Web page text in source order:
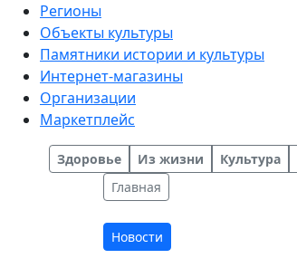
Регионы
Объекты культуры
Памятники истории и культуры
Интернет-магазины
Организации
Маркетплейс
Здоровье Из жизни Культура
Главная
Новости